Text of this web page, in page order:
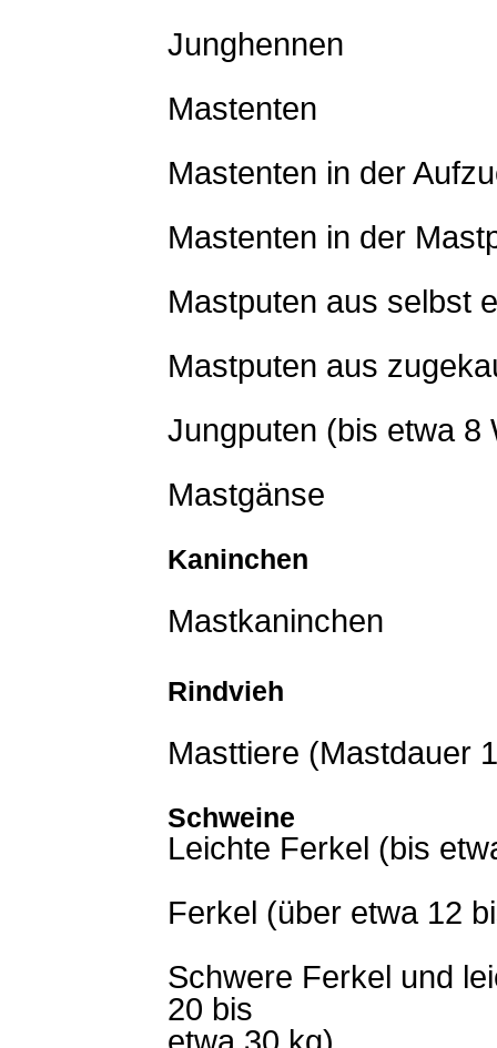
Junghennen
Mastenten
Mastenten in der
Mastenten in der
Mastputen aus selbst
Mastputen aus
Jungputen (bis etwa 8
Mastgänse
Kaninchen
Mastkaninchen
Rindvieh
Masttiere (Mastdauer
Schweine
Leichte Ferkel (bis
Ferkel (über etwa 12
Schwere Ferkel und
20 bis